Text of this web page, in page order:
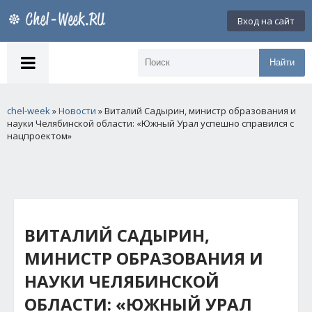
Вход на сайт
Найти
chel-week»Новости » Виталий Садырин, министр образования и
науки Челябинской области: «Южный Урал успешно справился с
нацпроектом»
ВИТАЛИЙ САДЫРИН,
МИНИСТР ОБРАЗОВАНИЯ И
НАУКИ ЧЕЛЯБИНСКОЙ
ОБЛАСТИ: «ЮЖНЫЙ УРАЛ